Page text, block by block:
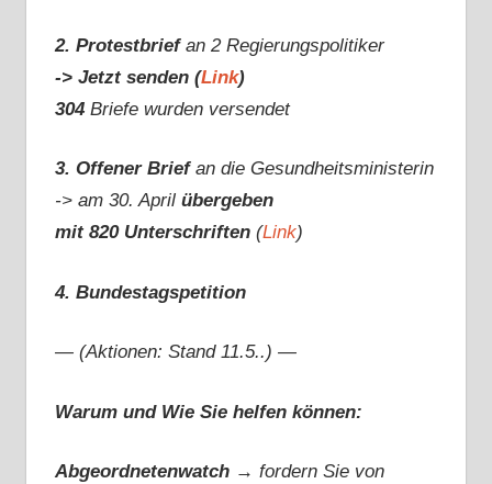
2. Protestbrief an 2 Regierungspolitiker
-> Jetzt senden (Link)
304Briefe wurden versendet
3. Offener Brief an die Gesundheitsministerin
-> am 30. April übergeben
mit 820 Unterschriften(Link)
4. Bundestagspetition
— (Aktionen: Stand 11.5..) —
Warum und Wie Sie helfen können:
Abgeordnetenwatch → fordern Sie von